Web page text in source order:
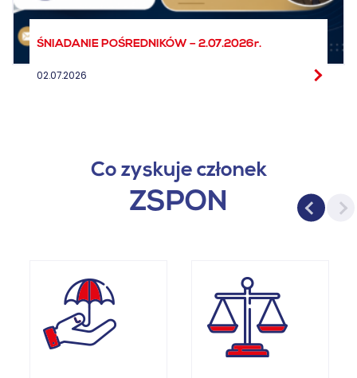
ŚNIADANIE POŚREDNIKÓW – 2.07.2026r.
02.07.2026
Co zyskuje członek
ZSPON